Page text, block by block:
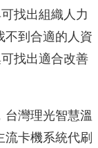
找出組織人力
不到合適的人資
找出適合改善
台灣理光智慧溫
卡機系統代刷